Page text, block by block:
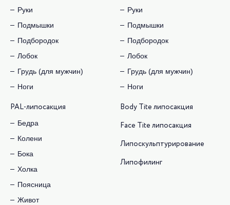
Руки
Подмышки
Подбородок
Лобок
Грудь (для мужчин)
Ноги
PAL-липосакция
Бедра
Колени
Бока
Холка
Поясница
Живот
Руки
Подмышки
Подбородок
Лобок
Грудь (для мужчин)
Ноги
Body Tite липосакция
Face Tite липосакция
Липоскульптурирование
Липофилинг